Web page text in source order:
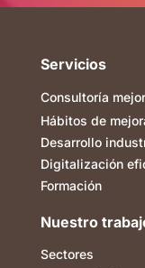
Servicios
Consultoría
Hábitos de
Desarrollo
Digitalización
Formación
Nuestro
Sectores